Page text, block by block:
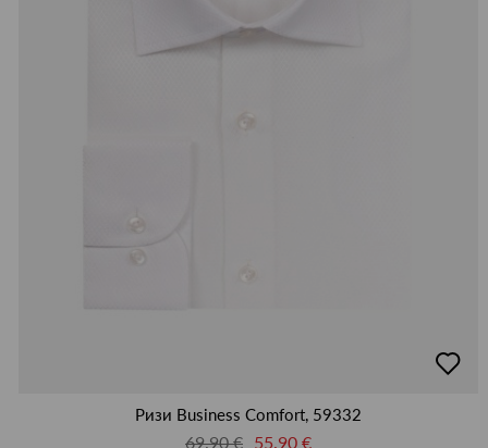
в
Ризи Business Comfort, 59332
69.90 € 55.90 €